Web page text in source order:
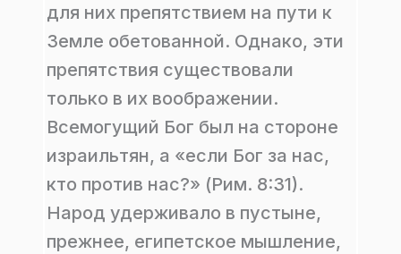
для них препятствием на пути к
Земле обетованной. Однако, эти
препятствия существовали
только в их воображении.
Всемогущий Бог был на стороне
израильтян, а «если Бог за нас,
кто против нас?» (Рим. 8:31).
Народ удерживало в пустыне,
прежнее, египетское мышление,